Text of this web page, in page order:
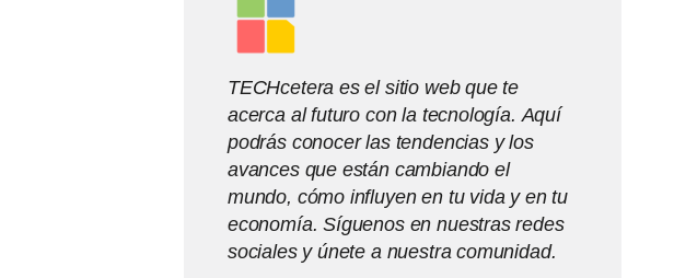
TECHcetera es el sitio web que te
acerca al futuro con la tecnología. Aquí
podrás conocer las tendencias y los
avances que están cambiando el
mundo, cómo influyen en tu vida y en tu
economía. Síguenos en nuestras redes
sociales y únete a nuestra comunidad.